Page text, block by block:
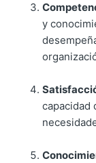
y
capacidad